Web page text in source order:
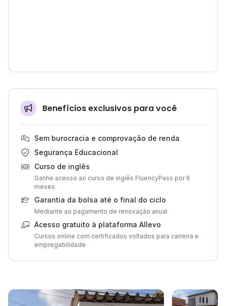
Benefícios exclusivos para você
Sem burocracia e comprovação de renda
Segurança Educacional
Curso de inglês
Ganhe acesso ao curso de inglês FluencyPass por 6
meses.
Garantia da bolsa até o final do ciclo
Mediante ao pagamento de renovação anual
Acesso gratuito à plataforma Allevo
Cursos online com certificados voltados para carreira e
empregabilidade
Galeria de imagem